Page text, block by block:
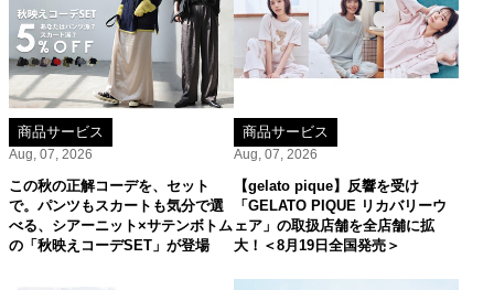
商品サービス
Aug, 07, 2026
この秋の正解コーデを、セット
で。パンツもスカートも気分で選
べる、シアーニット×サテンボトム
の「秋映えコーデSET」が登場
商品サービス
Aug, 07, 2026
【gelato pique】反響を受け
「GELATO PIQUE リカバリーウ
ェア」の取扱店舗を全店舗に拡
大！＜8月19日全国発売＞